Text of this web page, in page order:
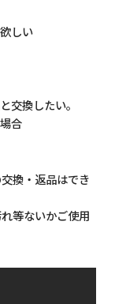
しい
交換したい。
合
換・返品はでき
等ないかご使用